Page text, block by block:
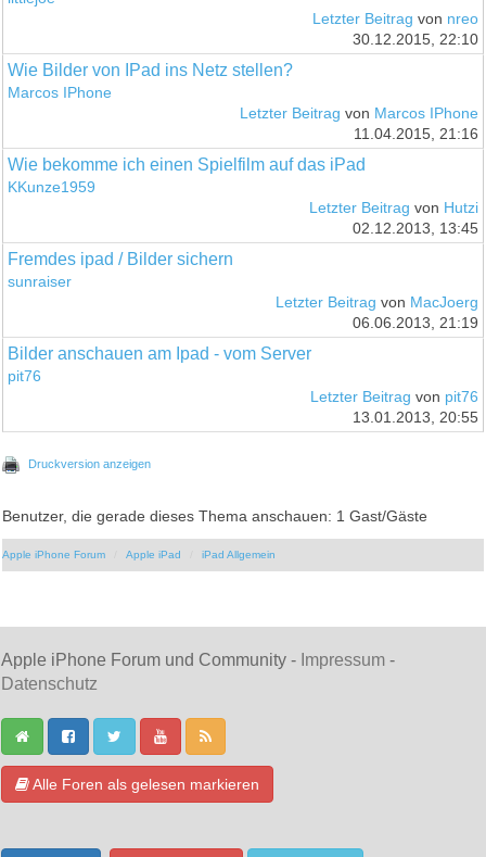
Letzter Beitrag von nreo
30.12.2015, 22:10
Wie Bilder von IPad ins Netz stellen?
Marcos IPhone
Letzter Beitrag von Marcos IPhone
11.04.2015, 21:16
Wie bekomme ich einen Spielfilm auf das iPad
KKunze1959
Letzter Beitrag von Hutzi
02.12.2013, 13:45
Fremdes ipad / Bilder sichern
sunraiser
Letzter Beitrag von MacJoerg
06.06.2013, 21:19
Bilder anschauen am Ipad - vom Server
pit76
Letzter Beitrag von pit76
13.01.2013, 20:55
Druckversion anzeigen
Benutzer, die gerade dieses Thema anschauen: 1 Gast/Gäste
Apple iPhone Forum Apple iPad iPad Allgemein
Apple iPhone Forum und Community - Impressum -
Datenschutz
Alle Foren als gelesen markieren